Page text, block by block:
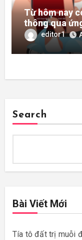
Từ hôm nay
thông qua
editor1
Search
Bài Viết Mới
Tía tô đất trị muỗi